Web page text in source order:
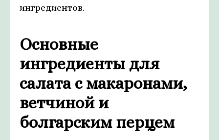
ингредиентов.
Основные
ингредиенты для
салата с макаронами,
ветчиной и
болгарским перцем